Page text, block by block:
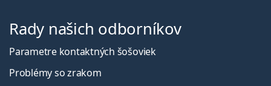
Rady našich odborníkov
Parametre kontaktných šošoviek
Problémy so zrakom